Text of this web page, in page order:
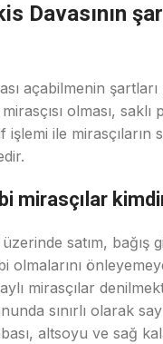
Davasının
açabilmenin şartları
olması, saklı
ile mirasçıların
mirasçılar
satım, bağış
olmalarını
mirasçılar
sınırlı olarak
altsoyu ve sağ